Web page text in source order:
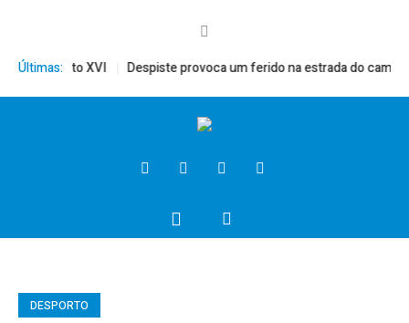
Últimas:
Bento XVI Despiste provoca um ferido na estrada do campo
DESPORTO